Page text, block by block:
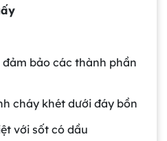
đảm bảo các thành phần
cháy khét dưới đáy bồn
với sốt có dầu